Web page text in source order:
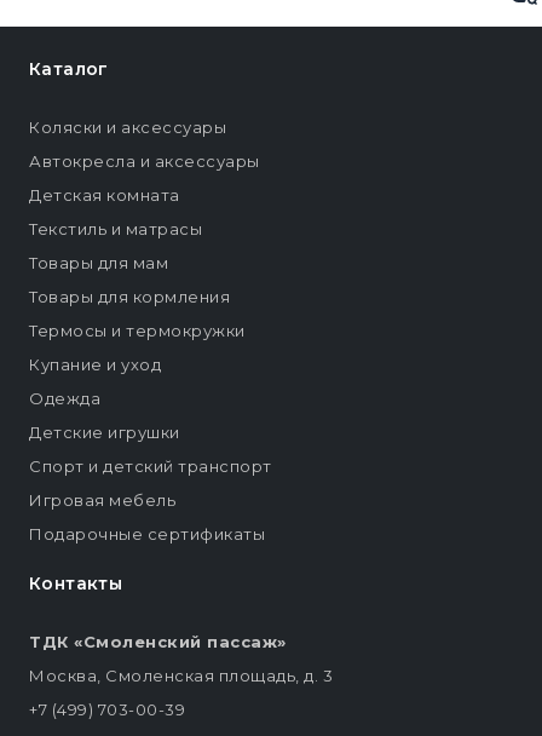
Контакты
ТДК «Смоленский пассаж»
Москва, Смоленская площадь, д. 3
+7 (499) 703-00-39
Каталог
Коляски и аксессуары
Автокресла и аксессуары
Детская комната
Текстиль и матрасы
Товары для мам
Товары для кормления
Термосы и термокружки
Купание и уход
Одежда
Детские игрушки
Спорт и детский транспорт
Игровая мебель
Подарочные сертификаты